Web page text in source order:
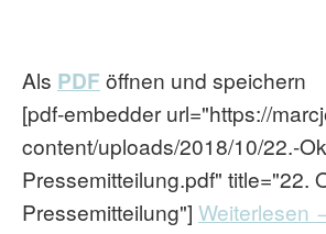
Als PDF öffnen und speichern
[pdf-embedder url="https://
content/uploads/2018/10/22.-
Pressemitteilung.pdf" title="22.
Pressemitteilung"] Weiterlesen